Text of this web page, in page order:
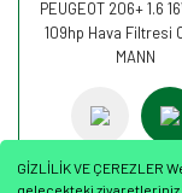
GİZLİLİK VE ÇEREZLER
PEUGEOT 206+ 1.6
109hp Hava Filtresi
MANN